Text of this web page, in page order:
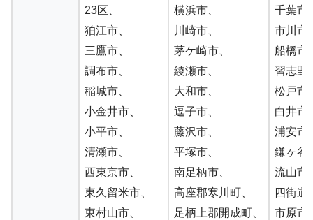
23区、
狛江市、
三鷹市、
調布市、
稲城市、
小金井市、
小平市、
清瀬市、
西東京市、
東久留米市、
東村山市、
横浜市、
川崎市、
茅ケ崎市、
綾瀬市、
大和市、
逗子市、
藤沢市、
平塚市、
南足柄市、
高座郡寒川町、
足柄上郡開成町、
千葉市
市川市
船橋市
習志野
松戸市
白井市
浦安市
鎌ヶ谷
流山市
四街道
市原市